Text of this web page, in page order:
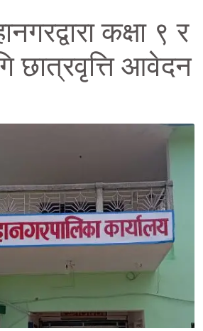
कक्षा ९ र
छात्रवृत्ति आवेदन